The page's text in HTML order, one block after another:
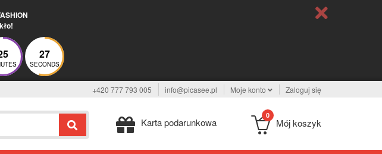
26
SECONDS
+420 777 793 005 info@picasee.pl Moje konto Zaloguj się
Karta podarunkowa
0
Mój koszyk